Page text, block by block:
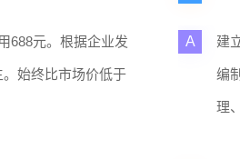
688元。根据企业发
始终比市场价低于
A 建
编
理